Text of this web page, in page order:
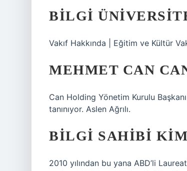
BILGI
Vakıf Hakkında | Eğitim ve Kültür
MEHMET CAN
Can Holding Yönetim Kurulu
tanınıyor. Aslen Ağrılı.
BILGI SAHIBI
2010 yılından bu yana ABD’li